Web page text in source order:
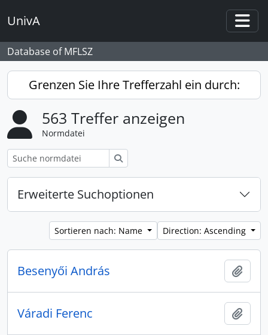
UnivA
Database of MFLSZ
Grenzen Sie Ihre Trefferzahl ein durch:
563 Treffer anzeigen
Normdatei
Erweiterte Suchoptionen
Sortieren nach: Name Direction: Ascending
Besenyői András
Váradi Ferenc